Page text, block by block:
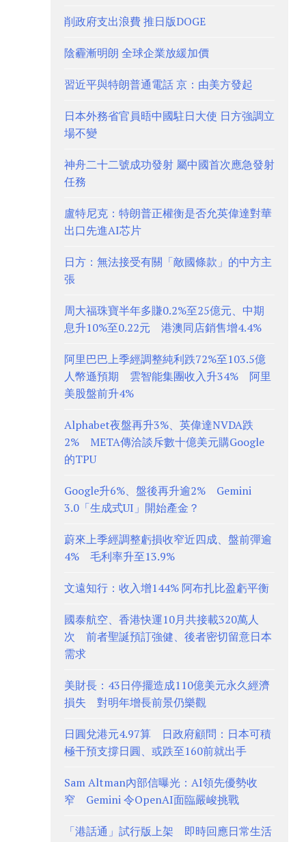
削政府支出浪費 推日版DOGE
陰霾漸明朗 全球企業放緩加價
習近平與特朗普通電話 京：由美方發起
日本外務省官員晤中國駐日大使 日方強調立
場不變
神舟二十二號成功發射 屬中國首次應急發射
任務
盧特尼克：特朗普正權衡是否允英偉達對華
出口先進AI芯片
日方：無法接受有關「敵國條款」的中方主
張
周大福珠寶半年多賺0.2%至25億元、中期
息升10%至0.22元 港澳同店銷售增4.4%
阿里巴巴上季經調整純利跌72%至103.5億
人幣遜預期 雲智能集團收入升34% 阿里
美股盤前升4%
Alphabet夜盤再升3%、英偉達NVDA跌
2% META傳洽談斥數十億美元購Google
的TPU
Google升6%、盤後再升逾2% Gemini
3.0「生成式UI」開始產金？
蔚來上季經調整虧損收窄近四成、盤前彈逾
4% 毛利率升至13.9%
文遠知行：收入增144% 阿布扎比盈虧平衡
國泰航空、香港快運10月共接載320萬人
次 前者聖誕預訂強健、後者密切留意日本
需求
美財長：43日停擺造成110億美元永久經濟
損失 對明年增長前景仍樂觀
日圓兌港元4.97算 日政府顧問：日本可積
極干預支撐日圓、或跌至160前就出手
Sam Altman內部信曝光：AI領先優勢收
窄 Gemini 令OpenAI面臨嚴峻挑戰
「港話通」試行版上架 即時回應日常生活